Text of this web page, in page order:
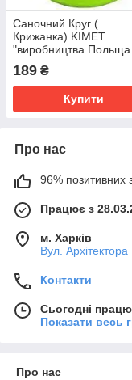
Саночний Круг (
Крижанка) KIMET
"виробництва Польща
189 ₴
Купити
Про нас
96% позитивних з
Працює з
м. Харків
Вул.
Контакти
Сьогодні
Показати весь
Про нас